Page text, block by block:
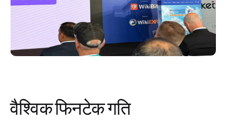
वैश्विक फिनटेक गति